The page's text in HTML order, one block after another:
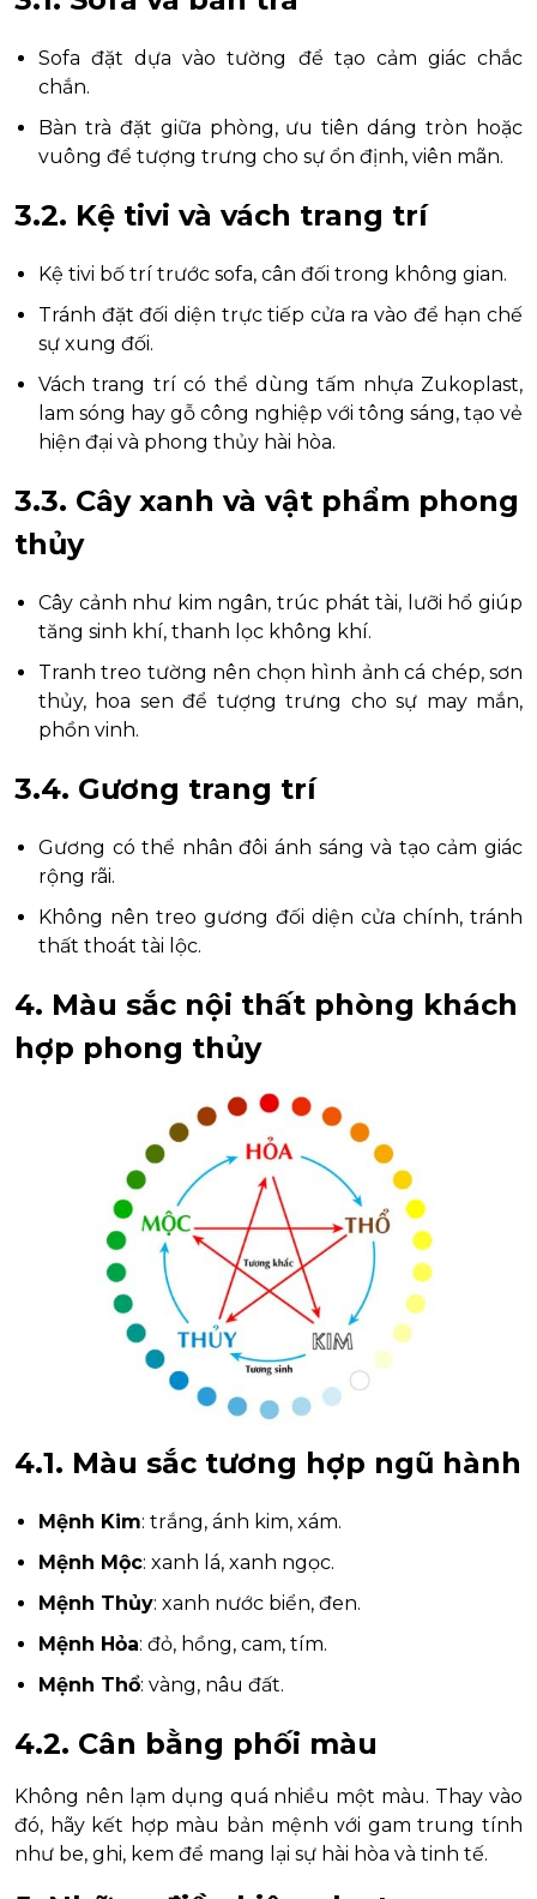
Sofa đặt dựa vào tường để tạo cảm giác chắc
chắn.
Bàn trà đặt giữa phòng, ưu tiên dáng tròn hoặc
vuông để tượng trưng cho sự ổn định, viên mãn.
3.2. Kệ tivi và vách trang trí
Kệ tivi bố trí trước sofa, cân đối trong không gian.
Tránh đặt đối diện trực tiếp cửa ra vào để hạn chế
sự xung đối.
Vách trang trí có thể dùng tấm nhựa Zukoplast,
lam sóng hay gỗ công nghiệp với tông sáng, tạo vẻ
hiện đại và phong thủy hài hòa.
3.3. Cây xanh và vật phẩm phong
thủy
Cây cảnh như kim ngân, trúc phát tài, lưỡi hổ giúp
tăng sinh khí, thanh lọc không khí.
Tranh treo tường nên chọn hình ảnh cá chép, sơn
thủy, hoa sen để tượng trưng cho sự may mắn,
phồn vinh.
3.4. Gương trang trí
Gương có thể nhân đôi ánh sáng và tạo cảm giác
rộng rãi.
Không nên treo gương đối diện cửa chính, tránh
thất thoát tài lộc.
4. Màu sắc nội thất phòng khách
hợp phong thủy
4.1. Màu sắc tương hợp ngũ hành
Mệnh Kim: trắng, ánh kim, xám.
Mệnh Mộc: xanh lá, xanh ngọc.
Mệnh Thủy: xanh nước biển, đen.
Mệnh Hỏa: đỏ, hồng, cam, tím.
Mệnh Thổ: vàng, nâu đất.
4.2. Cân bằng phối màu
Không nên lạm dụng quá nhiều một màu. Thay vào
đó, hãy kết hợp màu bản mệnh với gam trung tính
như be, ghi, kem để mang lại sự hài hòa và tinh tế.